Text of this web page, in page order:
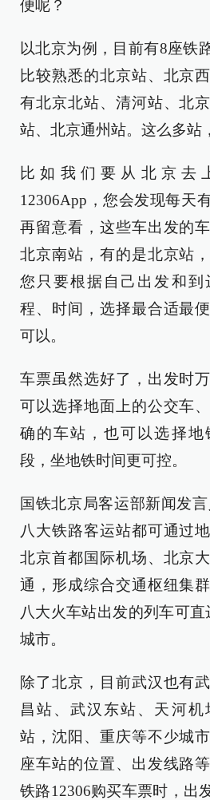
便呢？
以北京为例，目前有8座铁
比较熟悉的北京站、北京
有北京北站、清河站、北
站、北京通州站。这么多站
比如我们要从北京去
12306App，您会发现每天
再留意看，这些车出发的
北京南站，有的是北京站
您只要根据自己出发和到
程、时间，选择最合适最
可以。
车票虽然选好了，出发时
可以选择地面上的公交车
确的车站，也可以选择地
段，坐地铁时间更可控。
国铁北京局客运部新闻发
八大铁路客运站都可通过
北京首都国际机场、北京
通，形成综合交通枢纽集
八大火车站出发的列车可
城市。
除了北京，目前武汉也有
昌站、武汉东站、天河
站，沈阳、重庆等不少城
座车站的位置、出发线路
铁路12306购买车票时，出